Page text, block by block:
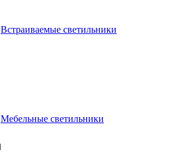
Встраиваемые светильники
Мебельные светильники